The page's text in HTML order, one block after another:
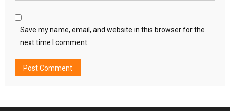
Save my name, email, and website in this browser for the
next time I comment.